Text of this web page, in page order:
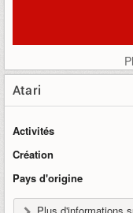
Atari
Activités
Création
Pays d'origine